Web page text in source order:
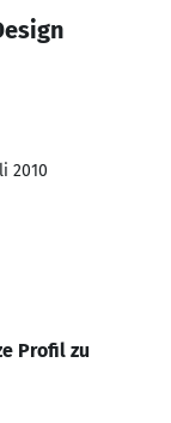
2010
Profil zu